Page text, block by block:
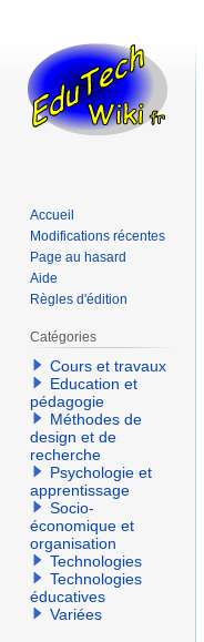
Accueil
Modifications récentes
Page au hasard
Aide
Règles d'édition
Catégories
Cours et travaux
Education et
pédagogie
Méthodes de
design et de
recherche
Psychologie et
apprentissage
Socio-
économique et
organisation
Technologies
Technologies
éducatives
Variées